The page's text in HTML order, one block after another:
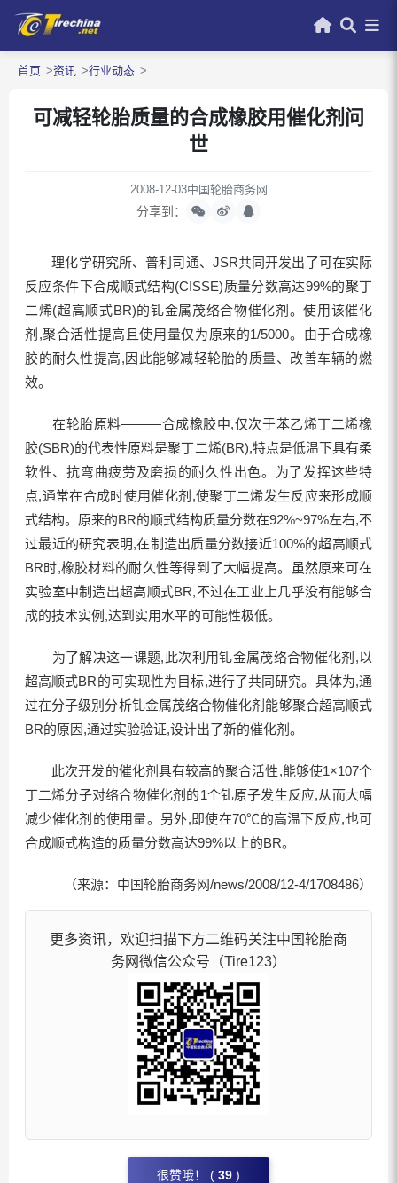
首页 资讯 行业动态
可减轻轮胎质量的合成橡胶用催化剂问
世
2008-12-03中国轮胎商务网
分享到：
理化学研究所、普利司通、JSR共同开发出了可在实际
反应条件下合成顺式结构(CISSE)质量分数高达99%的聚丁
二烯(超高顺式BR)的钆金属茂络合物催化剂。使用该催化
剂,聚合活性提高且使用量仅为原来的1/5000。由于合成橡
胶的耐久性提高,因此能够减轻轮胎的质量、改善车辆的燃
效。
在轮胎原料———合成橡胶中,仅次于苯乙烯丁二烯橡
胶(SBR)的代表性原料是聚丁二烯(BR),特点是低温下具有柔
软性、抗弯曲疲劳及磨损的耐久性出色。为了发挥这些特
点,通常在合成时使用催化剂,使聚丁二烯发生反应来形成顺
式结构。原来的BR的顺式结构质量分数在92%~97%左右,不
过最近的研究表明,在制造出质量分数接近100%的超高顺式
BR时,橡胶材料的耐久性等得到了大幅提高。虽然原来可在
实验室中制造出超高顺式BR,不过在工业上几乎没有能够合
成的技术实例,达到实用水平的可能性极低。
为了解决这一课题,此次利用钆金属茂络合物催化剂,以
超高顺式BR的可实现性为目标,进行了共同研究。具体为,通
过在分子级别分析钆金属茂络合物催化剂能够聚合超高顺式
BR的原因,通过实验验证,设计出了新的催化剂。
此次开发的催化剂具有较高的聚合活性,能够使1×107个
丁二烯分子对络合物催化剂的1个钆原子发生反应,从而大幅
减少催化剂的使用量。另外,即使在70℃的高温下反应,也可
合成顺式构造的质量分数高达99%以上的BR。
（来源：中国轮胎商务网/news/2008/12-4/1708486）
更多资讯，欢迎扫描下方二维码关注中国轮胎商
务网微信公众号（Tire123）
很赞哦！ ( 39 )